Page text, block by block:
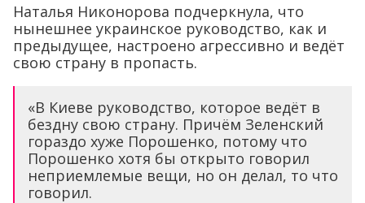
Наталья Никонорова подчеркнула, что
нынешнее украинское руководство, как и
предыдущее, настроено агрессивно и ведёт
свою страну в пропасть.
«В Киеве руководство, которое ведёт в
бездну свою страну. Причём Зеленский
гораздо хуже Порошенко, потому что
Порошенко хотя бы открыто говорил
неприемлемые вещи, но он делал, то что
говорил.